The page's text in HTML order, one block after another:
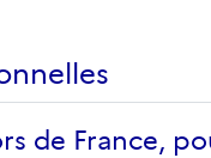
de France,